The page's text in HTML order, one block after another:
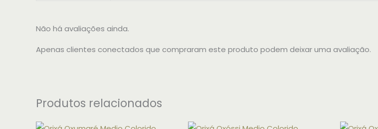
Não há avaliações ainda.
Apenas clientes conectados que compraram este produto podem deixar uma avaliação.
Produtos relacionados